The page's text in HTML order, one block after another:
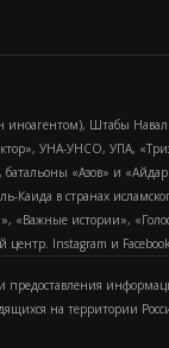
Штабы
УНА-УНСО, УПА,
батальоны «Азов» и
Каида в странах
истории»,
Instagram и
на территории